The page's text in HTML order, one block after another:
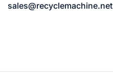
sales@recyclemachine.net